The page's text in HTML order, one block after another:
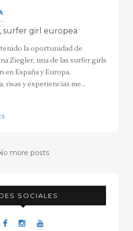
surfer girl europea
la oportunidad de
Ziegler, una de las surfer girls
en España y Europa.
risas y experiencias me…
more posts
SOCIALES